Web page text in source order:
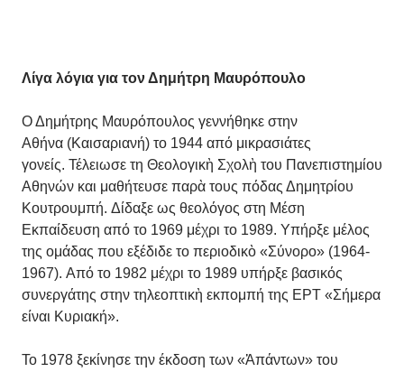
Λίγα λόγια για τον Δημήτρη Μαυρόπουλο
Ο Δημήτρης Μαυρόπουλος γεννήθηκε στην
Αθήνα (Καισαριανή) το 1944 από μικρασιάτες
γονείς. Τέλειωσε τη Θεολογικὴ Σχολὴ του Πανεπιστημίου
Αθηνών και μαθήτευσε παρὰ τους πόδας Δημητρίου
Κουτρουμπή. Δίδαξε ως θεολόγος στη Μέση
Εκπαίδευση από το 1969 μέχρι το 1989. Υπήρξε μέλος
της ομάδας που εξέδιδε το περιοδικὸ «Σύνορο» (1964-
1967). Από το 1982 μέχρι το 1989 υπήρξε βασικός
συνεργάτης στην τηλεοπτικὴ εκπομπή της ΕΡΤ «Σήμερα
είναι Κυριακή».
Το 1978 ξεκίνησε την έκδοση των «Ἁπάντων» του